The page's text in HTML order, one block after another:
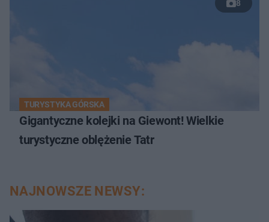
8
TURYSTYKA GÓRSKA
Gigantyczne kolejki na Giewont! Wielkie
turystyczne oblężenie Tatr
NAJNOWSZE NEWSY: